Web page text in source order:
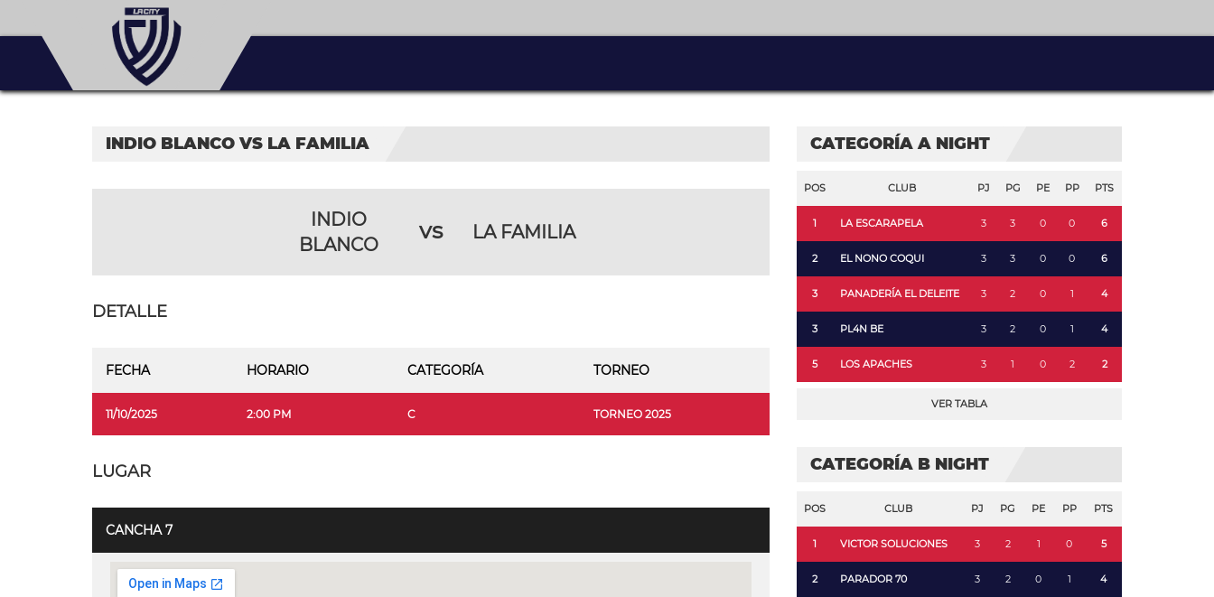
INDIO BLANCO VS LA FAMILIA
INDIO
BLANCO
vs LA FAMILIA
DETALLE
FECHA HORARIO CATEGORÍA TORNEO
11/10/2025 2:00 PM C TORNEO 2025
LUGAR
CANCHA 7
CATEGORÍA A NIGHT
POS CLUB PJ PG PE PP PTS
1 LA ESCARAPELA 3 3 0 0 6
2 EL NONO COQUI 3 3 0 0 6
3 PANADERÍA EL DELEITE 3 2 0 1 4
3 PL4N BE 3 2 0 1 4
5 LOS APACHES 3 1 0 2 2
VER TABLA
CATEGORÍA B NIGHT
POS CLUB PJ PG PE PP PTS
1 VICTOR SOLUCIONES 3 2 1 0 5
2 PARADOR 70 3 2 0 1 4